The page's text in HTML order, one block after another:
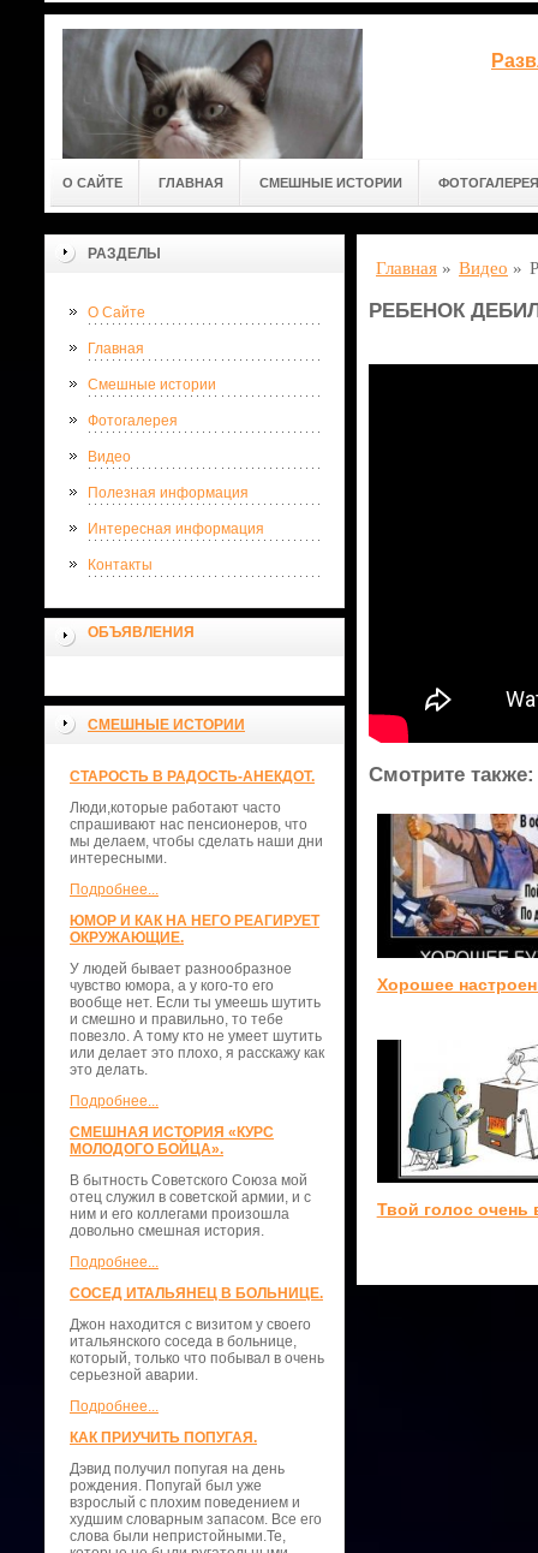
О САЙТЕ ГЛАВНАЯ СМЕШНЫЕ ИСТОРИИ ФОТОГАЛЕРЕЯ
РАЗДЕЛЫ
О Сайте
Главная
Смешные истории
Фотогалерея
Видео
Полезная информация
Интересная информация
Контакты
ОБЪЯВЛЕНИЯ
СМЕШНЫЕ ИСТОРИИ
СТАРОСТЬ В РАДОСТЬ-АНЕКДОТ.
Люди,которые работают часто
спрашивают нас пенсионеров, что
мы делаем, чтобы сделать наши дни
интересными.
Подробнее...
ЮМОР И КАК НА НЕГО РЕАГИРУЕТ
ОКРУЖАЮЩИЕ.
У людей бывает разнообразное
чувство юмора, а у кого-то его
вообще нет. Если ты умеешь шутить
и смешно и правильно, то тебе
повезло. А тому кто не умеет шутить
или делает это плохо, я расскажу как
это делать.
Подробнее...
СМЕШНАЯ ИСТОРИЯ «КУРС
МОЛОДОГО БОЙЦА».
В бытность Советского Союза мой
отец служил в советской армии, и с
ним и его коллегами произошла
довольно смешная история.
Подробнее...
СОСЕД ИТАЛЬЯНЕЦ В БОЛЬНИЦЕ.
Джон находится с визитом у своего
итальянского соседа в больнице,
который, только что побывал в очень
серьезной аварии.
Подробнее...
КАК ПРИУЧИТЬ ПОПУГАЯ.
Дэвид получил попугая на день
рождения. Попугай был уже
взрослый с плохим поведением и
худшим словарным запасом. Все его
слова были непристойными.Те,
Главная » Видео »
РЕБЕНОК
Смотрите также:
Хорошее
Твой голос очень